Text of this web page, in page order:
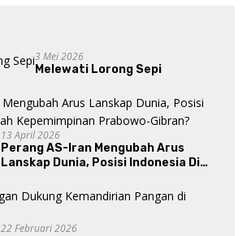
3 Mei 2026
Melewati Lorong Sepi
13 April 2026
Perang AS-Iran Mengubah Arus
Lanskap Dunia, Posisi Indonesia Di
Gibran?
22 Februari 2026